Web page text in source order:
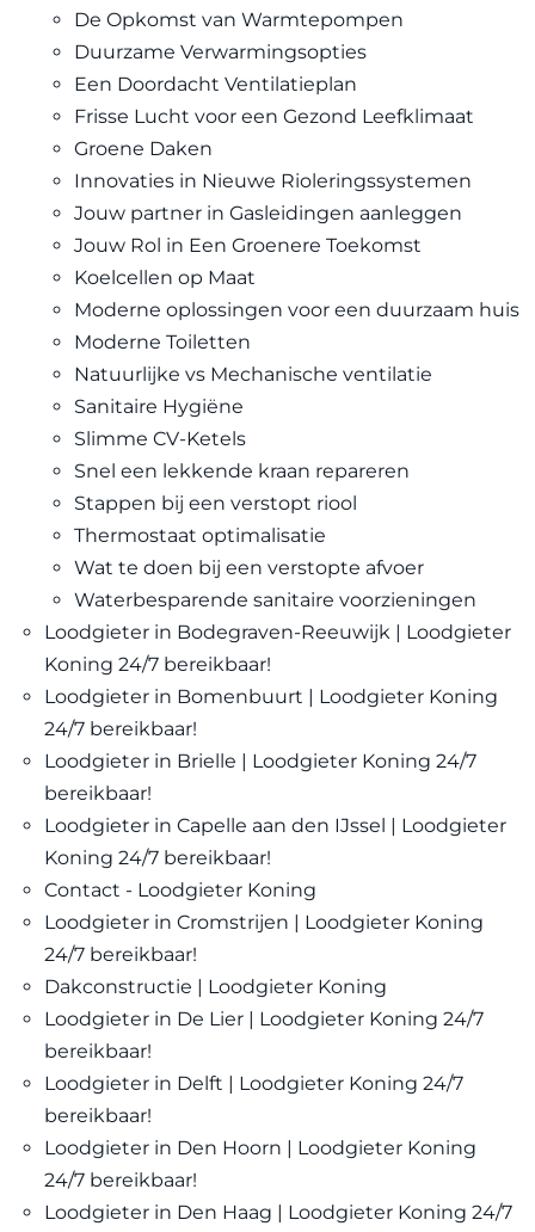
De Opkomst van Warmtepompen
Duurzame Verwarmingsopties
Een Doordacht Ventilatieplan
Frisse Lucht voor een Gezond Leefklimaat
Groene Daken
Innovaties in Nieuwe Rioleringssystemen
Jouw partner in Gasleidingen aanleggen
Jouw Rol in Een Groenere Toekomst
Koelcellen op Maat
Moderne oplossingen voor een duurzaam huis
Moderne Toiletten
Natuurlijke vs Mechanische ventilatie
Sanitaire Hygiëne
Slimme CV-Ketels
Snel een lekkende kraan repareren
Stappen bij een verstopt riool
Thermostaat optimalisatie
Wat te doen bij een verstopte afvoer
Waterbesparende sanitaire voorzieningen
Loodgieter in Bodegraven-Reeuwijk | Loodgieter
Koning 24/7 bereikbaar!
Loodgieter in Bomenbuurt | Loodgieter Koning
24/7 bereikbaar!
Loodgieter in Brielle | Loodgieter Koning 24/7
bereikbaar!
Loodgieter in Capelle aan den IJssel | Loodgieter
Koning 24/7 bereikbaar!
Contact - Loodgieter Koning
Loodgieter in Cromstrijen | Loodgieter Koning
24/7 bereikbaar!
Dakconstructie | Loodgieter Koning
Loodgieter in De Lier | Loodgieter Koning 24/7
bereikbaar!
Loodgieter in Delft | Loodgieter Koning 24/7
bereikbaar!
Loodgieter in Den Hoorn | Loodgieter Koning
24/7 bereikbaar!
Loodgieter in Den Haag | Loodgieter Koning 24/7